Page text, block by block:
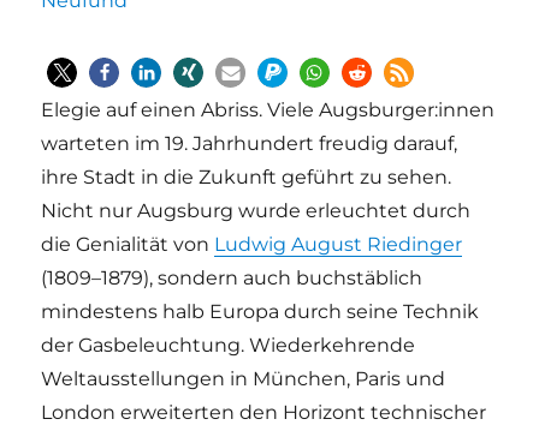
Elegie auf einen Abriss. Viele Augsburger:innen
warteten im 19. Jahrhundert freudig darauf,
ihre Stadt in die Zukunft geführt zu sehen.
Nicht nur Augsburg wurde erleuchtet durch
die Genialität von Ludwig August Riedinger
(1809–1879), sondern auch buchstäblich
mindestens halb Europa durch seine Technik
der Gasbeleuchtung. Wiederkehrende
Weltausstellungen in München, Paris und
London erweiterten den Horizont technischer